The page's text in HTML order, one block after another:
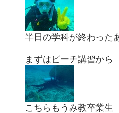
半日の学科が終わった
まずはビーチ講習から
こちらもうみ教卒業生